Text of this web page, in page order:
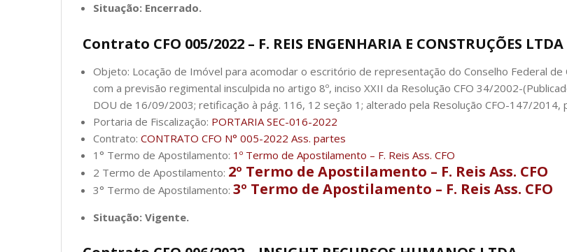
Situação: Encerrado.
Contrato CFO 005/2022 – F. REIS ENGENHARIA E CONSTRUÇÕES LTDA
Objeto: Locação de Imóvel para acomodar o escritório de representação do Conselho Federal
com a previsão regimental insculpida no artigo 8º, inciso XXII da Resolução CFO 34/2002-
DOU de 16/09/2003; retificação à pág. 116, 12 seção 1; alterado pela Resolução CFO-147/
Portaria de Fiscalização: PORTARIA SEC-016-2022
Contrato: CONTRATO CFO N° 005-2022 Ass. partes
1° Termo de Apostilamento: 1º Termo de Apostilamento – F. Reis Ass. CFO
2 Termo de Apostilamento: 2º Termo de Apostilamento – F. Reis Ass. CFO
3° Termo de Apostilamento: 3º Termo de Apostilamento – F. Reis Ass. CFO
Situação: Vigente.